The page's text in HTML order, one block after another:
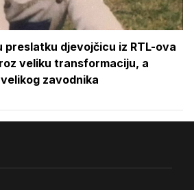
preslatku djevojčicu iz RTL-ova
veliku transformaciju, a
zavodnika